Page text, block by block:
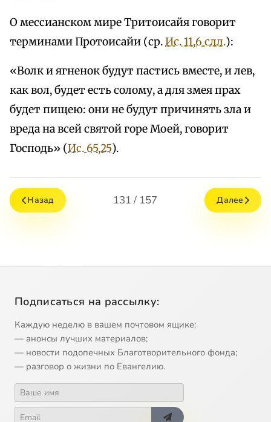
О мессианском мире Тритоисайя говорит
терминами Протоисайи (ср.Ис. 11,6 слл.):
«Волк и ягненок будут пастись вместе, и лев,
как вол, будет есть солому, а для змея прах
будет пищею: они не будут причинять зла и
вреда на всей святой горе Моей, говорит
Господь» (Ис. 65,25).
Назад 131 / 157 Далее
Подписаться на рассылку:
Каждую неделю в вашем почтовом ящике:
— анонсы лучших материалов;
— новости подопечных Благотворительного фонда;
— разговор о жизни по Евангелию.